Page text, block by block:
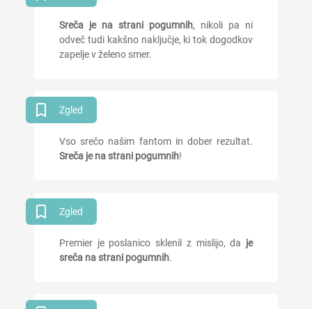
Sreča je na strani pogumnih, nikoli pa ni
odveč tudi kakšno naključje, ki tok dogodkov
zapelje v želeno smer.
Zgled
Vso srečo našim fantom in dober rezultat.
Sreča je na strani pogumnih!
Zgled
Premier je poslanico sklenil z mislijo, da je
sreča na strani pogumnih.